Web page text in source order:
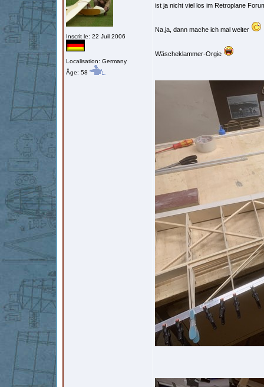
Inscrit le: 22 Juil 2006
Localisation: Germany
Âge: 58
ist ja nicht viel los im Retroplane
Na,ja, dann mache ich mal weiter
Wäscheklammer-Orgie